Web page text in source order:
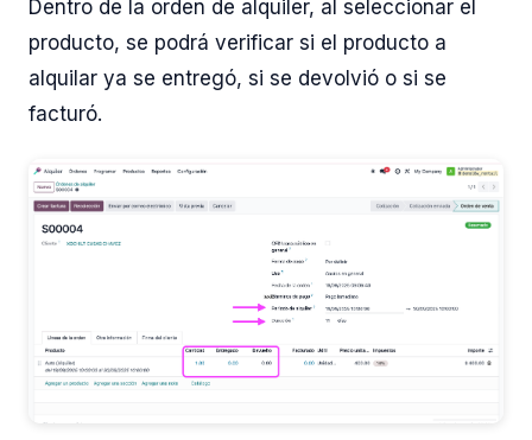
Dentro de la orden de alquiler, al seleccionar el
producto, se podrá verificar si el producto a
alquilar ya se entregó, si se devolvió o si se
facturó.